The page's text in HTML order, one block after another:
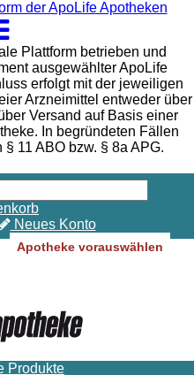
der ApoLife Apotheken
Plattform betrieben und
ausgewählter ApoLife
erfolgt mit der jeweiligen
Arzneimittel entweder über
Versand auf Basis einer
In begründeten Fällen
11 ABO bzw. § 8a APG.
Neues Konto
Apotheke vorauswählen
Produkte